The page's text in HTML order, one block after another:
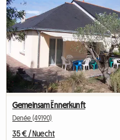
Gemeinsam Ënnerkunft
Denée (49190)
35 € / Nuecht